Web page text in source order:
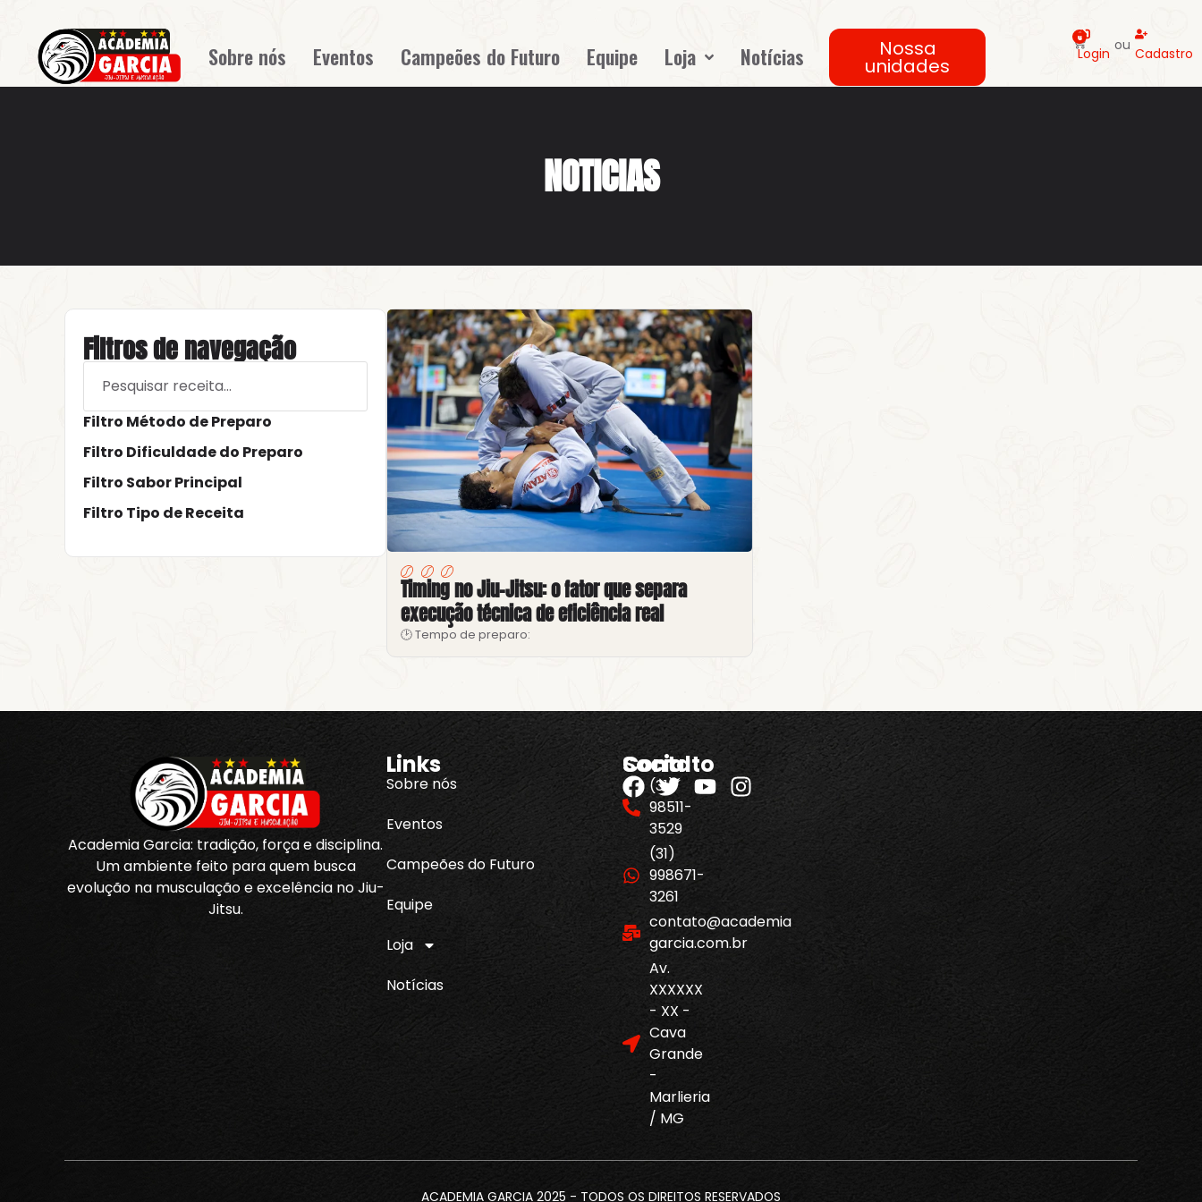
Sobre nós Eventos Campeões do Futuro Equipe Loja Notícias Nossa
unidades
0
Login ou Cadastro
NOTICIAS
Filtros de navegação
Filtro Método de Preparo
Filtro Dificuldade do Preparo
Filtro Sabor Principal
Filtro Tipo de Receita
Timing no Jiu-Jitsu: o fator que separa
execução técnica de eficiência real
🕑 Tempo de preparo:
Academia Garcia: tradição, força e disciplina.
Um ambiente feito para quem busca
evolução na musculação e excelência no Jiu-
Jitsu.
Links
Sobre nós
Eventos
Campeões do Futuro
Equipe
Loja
Notícias
Contato
(31)
98511-
3529
(31)
998671-
3261
contato@academia
garcia.com.br
Av.
XXXXXX
- XX -
Cava
Grande
-
Marlieria
/ MG
Social
ACADEMIA GARCIA 2025 - TODOS OS DIREITOS RESERVADOS